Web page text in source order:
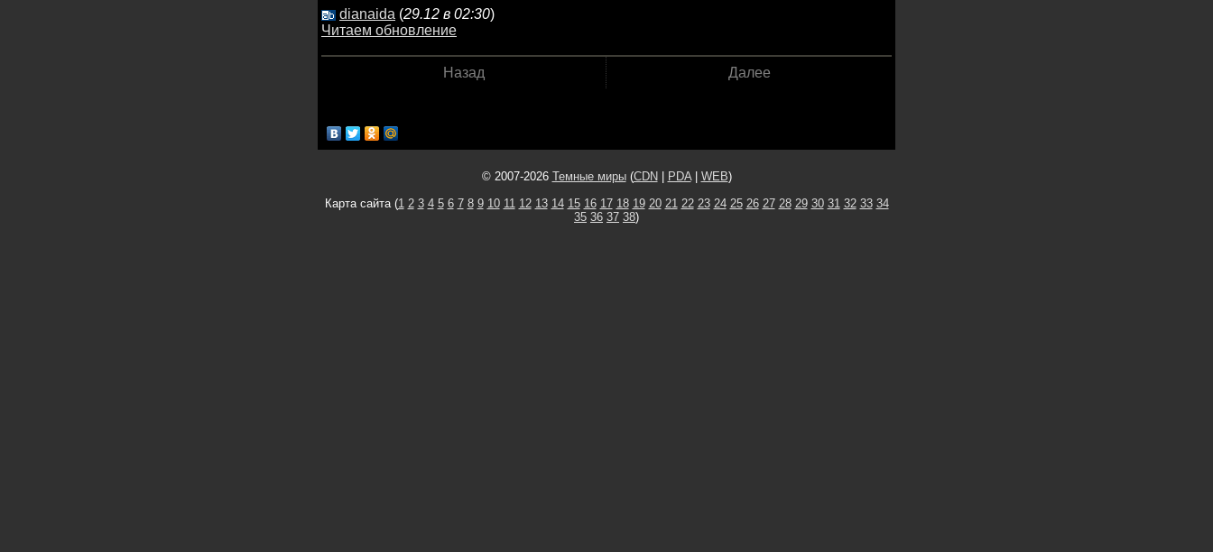
dianaida (29.12 в 02:30)
Читаем обновление
Назад Далее
© 2007-2026 Темные миры(CDN PDA| WEB)
Карта сайта (1 2 3 4 5 6 7 8 9 10 11 12 13 14 15 16 17 18 19 20 21 22 23 24 25 26 27 28 29 30 31 32 33 34
35 36 37 38)